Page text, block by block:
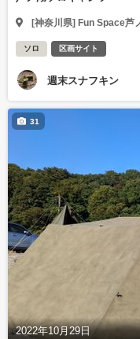
[神奈川県] Fun Space芦
ソロ 区画サイト
週末スナフキン
2022年10月29日
31